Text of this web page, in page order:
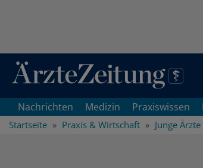
Direkt zum Inhaltsbereich
Nachrichten Medizin Praxiswissen
Startseite Praxis & Wirtschaft Junge Ärzte